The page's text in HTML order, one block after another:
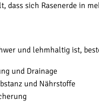
dass sich Rasenerde in
und lehmhaltig ist,
und Drainage
und Nährstoffe